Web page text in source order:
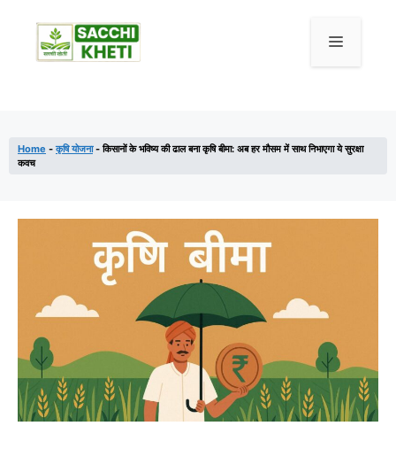
Home - कृषि योजना-किसानों के भविष्य की ढाल बना कृषि बीमा: अब हर मौसम में साथ निभाएगा ये सुरक्षा
कवच